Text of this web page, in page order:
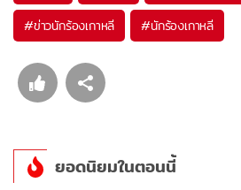
#ข่าวนักร้องเกาหลี #นักร้องเกาหลี
ยอดนิยมในตอนนี้